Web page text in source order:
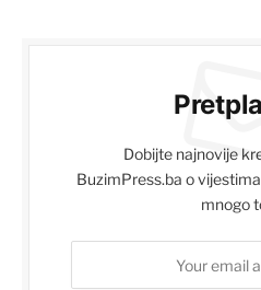
Dobijte najnovije
BuzimPress.ba o
mnogo